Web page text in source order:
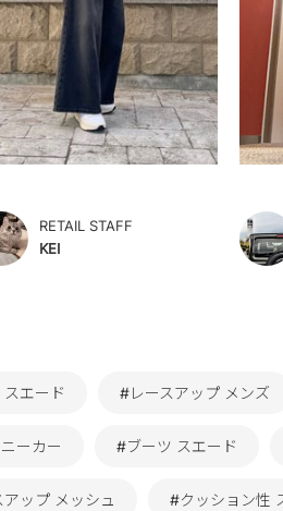
RETAIL STAFF
KEI
エード #レースアップ メンズ
ーカー #ブーツ スエード
ップ メッシュ #クッション性